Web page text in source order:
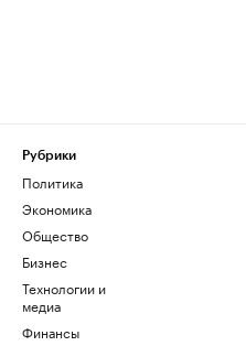
Рубрики
Политика
Экономика
Общество
Бизнес
Технологии и
медиа
Финансы